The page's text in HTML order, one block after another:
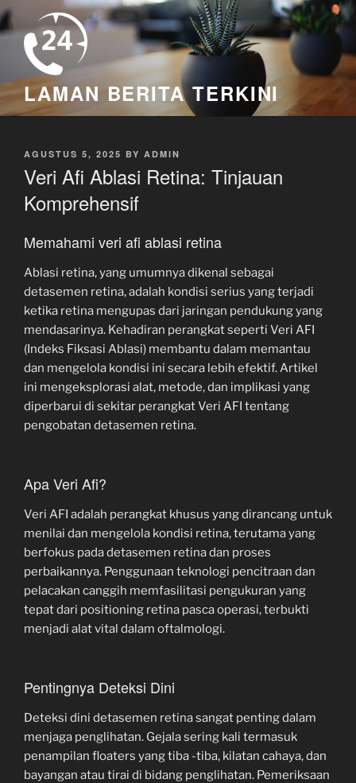
Skip
to
content
LAMAN BERITA TERKINI
POSTED
AGUSTUS 5, 2025 BY ADMIN
Veri Afi Ablasi Retina: Tinjauan
Komprehensif
Memahami veri afi ablasi retina
Ablasi retina, yang umumnya dikenal sebagai
detasemen retina, adalah kondisi serius yang terjadi
ketika retina mengupas dari jaringan pendukung yang
mendasarinya. Kehadiran perangkat seperti Veri AFI
(Indeks Fiksasi Ablasi) membantu dalam memantau
dan mengelola kondisi ini secara lebih efektif. Artikel
ini mengeksplorasi alat, metode, dan implikasi yang
diperbarui di sekitar perangkat Veri AFI tentang
pengobatan detasemen retina.
Apa Veri Afi?
Veri AFI adalah perangkat khusus yang dirancang untuk
menilai dan mengelola kondisi retina, terutama yang
berfokus pada detasemen retina dan proses
perbaikannya. Penggunaan teknologi pencitraan dan
pelacakan canggih memfasilitasi pengukuran yang
tepat dari positioning retina pasca operasi, terbukti
menjadi alat vital dalam oftalmologi.
Pentingnya Deteksi Dini
Deteksi dini detasemen retina sangat penting dalam
menjaga penglihatan. Gejala sering kali termasuk
penampilan floaters yang tiba -tiba, kilatan cahaya, dan
bayangan atau tirai di bidang penglihatan. Pemeriksaan